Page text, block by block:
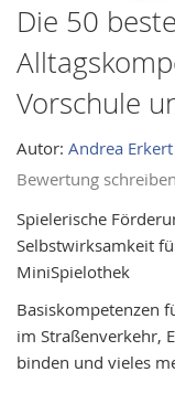
Die 50
Vorschule
Autor: Andrea Erkert
Bewertung schreiben
Spielerische
Selbstwirksamkeit
MiniSpielothek
Basiskompetenzen
im Straßenverkehr,
binden und vieles
Skip
the
beginning
the
images